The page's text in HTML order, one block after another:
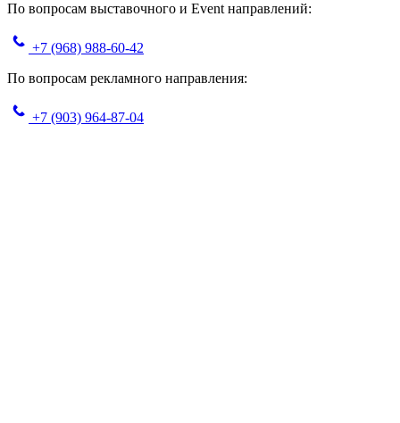
По вопросам выставочного и Event направлений:
+7 (968) 988-60-42
По вопросам рекламного направления:
+7 (903) 964-87-04